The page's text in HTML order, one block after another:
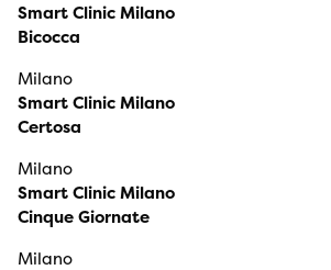
Smart Clinic Milano
Bicocca
Milano
Smart Clinic Milano
Certosa
Milano
Smart Clinic Milano
Cinque Giornate
Milano